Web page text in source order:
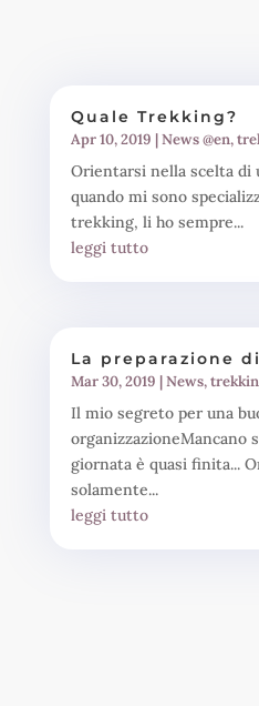
Quale Trekking?
Apr 10, 2019 |News @en,
Orientarsi nella scelta
quando mi sono
trekking, li ho sempre...
leggi tutto
La preparazione
Mar 30, 2019 |News,
Il mio segreto per una
organizzazioneMancano
giornata è quasi finita...
solamente...
leggi tutto